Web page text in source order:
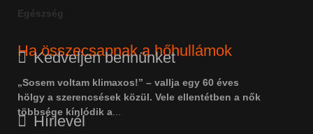
Egészség
Ha összecsapnak a hőhullámok
„Sosem voltam klimaxos!” – vallja egy 60 éves
hölgy a szerencsések közül. Vele ellentétben a nők
többsége kínlódik a
Kedveljen bennünket
Hírlevél